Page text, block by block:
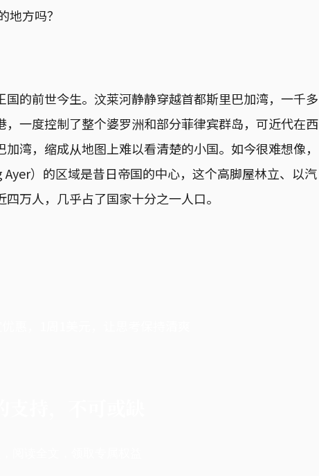
方吗？
的前世今生。汶莱河静静穿越首都斯里巴加湾，一千多
一度控制了整个婆罗洲和部分菲律宾群岛，可近代在西
湾，缩成从地图上难以看清楚的小国。如今很难想像，
）的区域是昔日帝国的中心，这个高脚屋林立、以汽
万人，几乎占了国家十分之一人口。